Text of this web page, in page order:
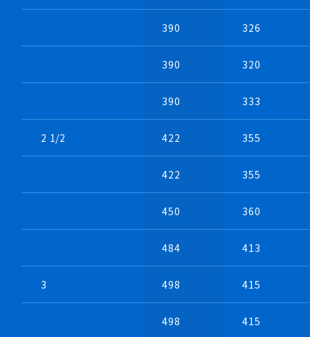
・比較的量産向けとなります
・取付スペースを最優先とした
390 326
390 320
390 333
2 1/2 422 355
422 355
450 360
484 413
3 498 415
498 415